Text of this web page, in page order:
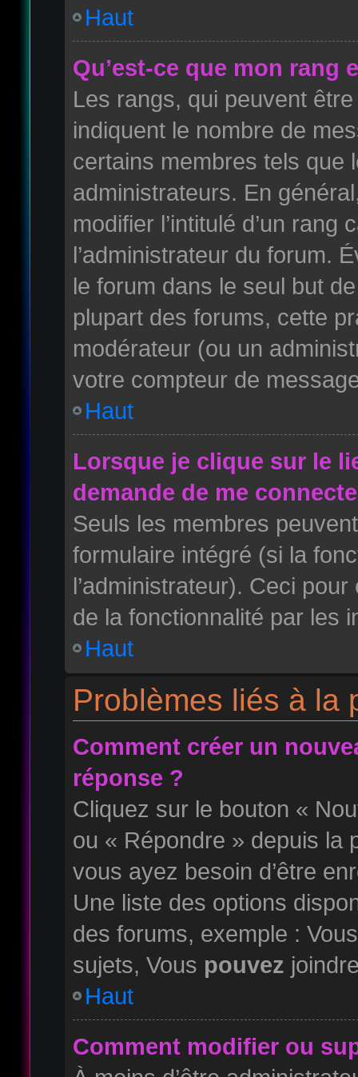
Haut
Qu’est-ce que mon rang
Les rangs, qui peuvent
indiquent le nombre de
certains membres tels que
administrateurs. En
modifier l’intitulé d’un rang
l’administrateur du forum.
le forum dans le seul but
plupart des forums, cette
modérateur (ou un
votre compteur de
Haut
Lorsque je clique sur le
demande de me
Seuls les membres
formulaire intégré (si la
l’administrateur). Ceci
de la fonctionnalité par les
Haut
Problèmes liés à la
Comment créer un
réponse ?
Cliquez sur le bouton «
ou « Répondre » depuis la
vous ayez besoin d’être
Une liste des options
des forums, exemple :
sujets, Vous pouvez
Haut
Comment modifier ou